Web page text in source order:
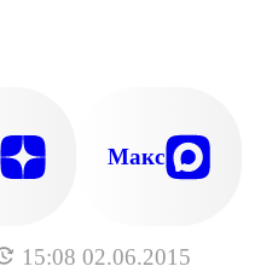
15:08 02.06.2015
Макс